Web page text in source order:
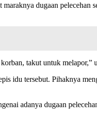
dugaan pelecehan
takut untuk melapor,”
tersebut. Pihaknya
adanya dugaan